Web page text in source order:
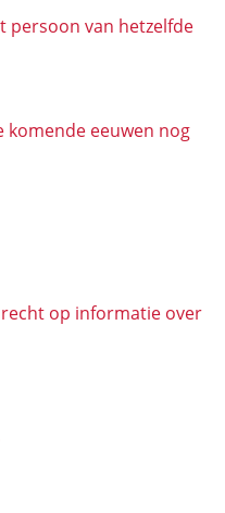
persoon van hetzelfde
komende eeuwen nog
op informatie over